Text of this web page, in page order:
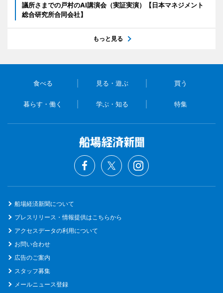
議所さまでの戸村のAI講演会（実証実演）【日本マネジメント
総合研究所合同会社】
もっと見る
食べる 見る・遊ぶ 買う
暮らす・働く 学ぶ・知る 特集
船場経済新聞について
プレスリリース・情報提供はこちらから
アクセスデータの利用について
お問い合わせ
広告のご案内
スタッフ募集
メールニュース登録